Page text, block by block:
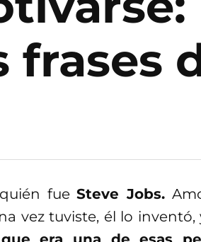
frases
quién fueSteve Jobs.
vez tuviste, él lo inventó,